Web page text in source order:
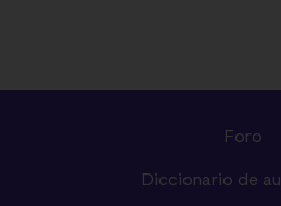
Foro
Diccionario de